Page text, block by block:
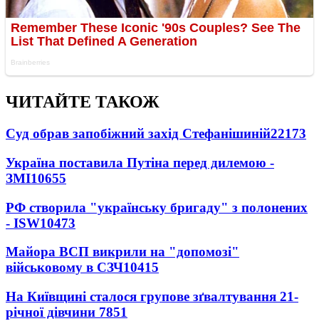
ЧИТАЙТЕ ТАКОЖ
Суд обрав запобіжний захід Стефанішиній22173
Україна поставила Путіна перед дилемою -
ЗМІ10655
РФ створила "українську бригаду" з полонених
- ISW10473
Майора ВСП викрили на "допомозі"
військовому в СЗЧ10415
На Київщині сталося групове зґвалтування 21-
річної дівчини 7851